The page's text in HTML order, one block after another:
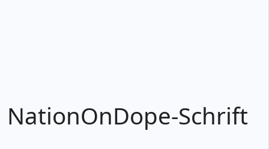
NationOnDope-Schrift